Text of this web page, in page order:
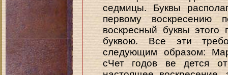
седмицы. Буквы
первому воскресению
воскресный буквы
буквою. Все эти
следующим образом:
сЧет годов ве дется